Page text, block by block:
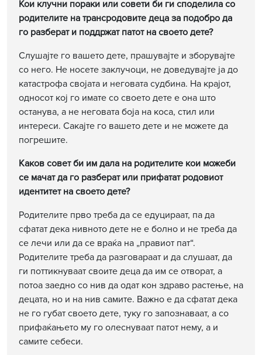
Кои клучни пораки или совети би ги споделила со
родителите на трансродовите деца за подобро да
го разберат и поддржат патот на своето дете?
Слушајте го вашето дете, прашувајте и зборувајте
со него. Не носете заклучоци, не доведувајте ја до
катастрофа својата и неговата судбина. На крајот,
односот кој го имате со своето дете е она што
останува, а не неговата боја на коса, стил или
интереси. Сакајте го вашето дете и не можете да
погрешите.
Каков совет би им дала на родителите кои можеби
се мачат да го разберат или прифатат родовиот
идентитет на своето дете?
Родителите прво треба да се едуцираат, па да
сфатат дека нивното дете не е болно и не треба да
се лечи или да се враќа на „правиот пат“.
Родителите треба да разговараат и да слушаат, да
ги поттикнуваат своите деца да им се отворат, а
потоа заедно со нив да одат кон здраво растење, на
децата, но и на нив самите. Важно е да сфатат дека
не го губат своето дете, туку го запознаваат, а со
прифаќањето му го олеснуваат патот нему, а и
самите себеси.